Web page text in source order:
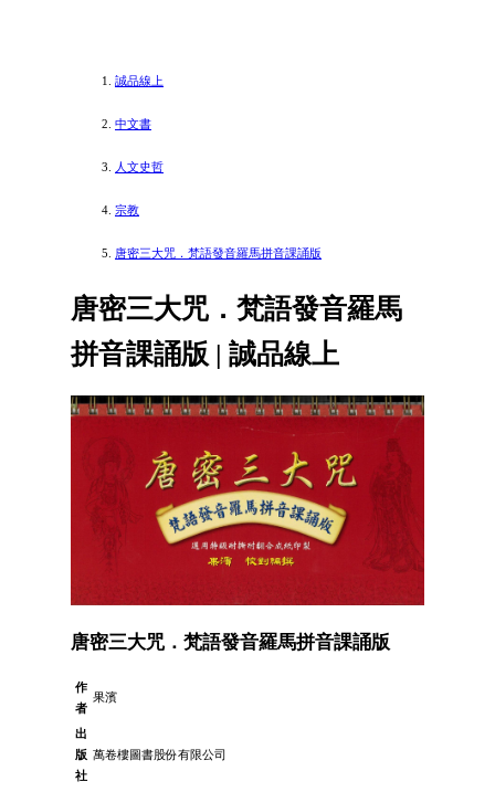
誠品線上
中文書
人文史哲
宗教
唐密三大咒．梵語發音羅馬拼音課誦版
唐密三大咒．梵語發音羅馬
拼音課誦版 | 誠品線上
唐密三大咒．梵語發音羅馬拼音課誦版
作
者
果濱
出
版
社
萬卷樓圖書股份有限公司